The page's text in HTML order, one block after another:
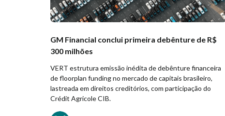
GM Financial conclui primeira debênture de R$
300 milhões
VERT estrutura emissão inédita de debênture financeira
de floorplan funding no mercado de capitais brasileiro,
lastreada em direitos creditórios, com participação do
Crédit Agricole CIB.